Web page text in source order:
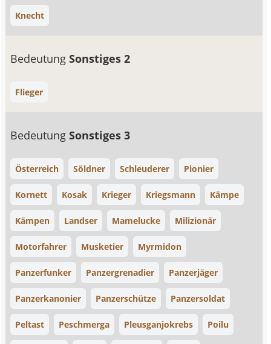
Knecht
BedeutungSonstiges 2
Flieger
BedeutungSonstiges 3
Österreich Söldner Schleuderer Pionier
Kornett Kosak Krieger Kriegsmann Kämpe
Kämpen Landser Mamelucke Milizionär
Motorfahrer Musketier Myrmidon
Panzerfunker Panzergrenadier Panzerjäger
Panzerkanonier Panzerschütze Panzersoldat
Peltast Peschmerga Pleusganjokrebs Poilu